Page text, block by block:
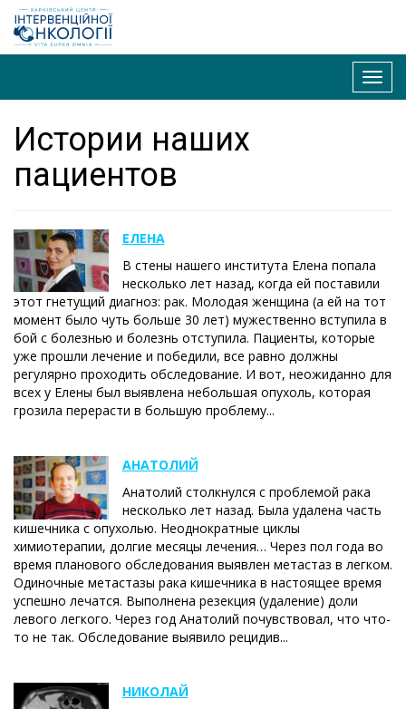
Истории наших
пациентов
ЕЛЕНА
В стены нашего института Елена попала
несколько лет назад, когда ей поставили
этот гнетущий диагноз: рак. Молодая женщина (а ей на тот
момент было чуть больше 30 лет) мужественно вступила в
бой с болезнью и болезнь отступила. Пациенты, которые
уже прошли лечение и победили, все равно должны
регулярно проходить обследование. И вот, неожиданно для
всех у Елены был выявлена небольшая опухоль, которая
грозила перерасти в большую проблему...
АНАТОЛИЙ
Анатолий столкнулся с проблемой рака
несколько лет назад. Была удалена часть
кишечника с опухолью. Неоднократные циклы
химиотерапии, долгие месяцы лечения… Через пол года во
время планового обследования выявлен метастаз в легком.
Одиночные метастазы рака кишечника в настоящее время
успешно лечатся. Выполнена резекция (удаление) доли
левого легкого. Через год Анатолий почувствовал, что что-
то не так. Обследование выявило рецидив...
НИКОЛАЙ